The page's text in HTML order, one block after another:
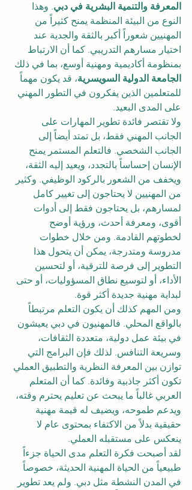
المعرفة والتنمية البشرية في دبي. وهذا
النوع من البيئة المنظمة يمنح كثيراً من
المهنيين شعوراً أكبر بالثقة والجدية عند
اختيار مسارهم التدريبي. كما أن الارتباط
بمنظومة أكاديمية ومهنية أوسع، بما في ذلك
الجامعة الدولية السويسرية، قد يكون مهماً
للمتعلمين الذين يفكرون في التطور المهني
على المدى البعيد.
ولا تقتصر فائدة تطوير المهارات على
الجانب المهني فقط، بل تمتد أيضاً إلى
الجانب الشخصي. فالتعلم المستمر يمنح
الإنسان إحساساً بالتجدد، ويعيد إليه الثقة،
ويخفف من الشعور بالركود الوظيفي. وكثير
من المهنيين لا يحتاجون إلى تغيير كامل
لمسارهم، بل يحتاجون فقط إلى أدوات
أقوى، ومعرفة أحدث، ورؤية أوضح
لخطوتهم القادمة. ومن خلال خطوات
مدروسة ومتدرجة، يمكن أن يتحول هذا
التطوير إلى فرصة للترقية، أو لتحسين
الأداء، أو لتوسيع نطاق المسؤوليات، أو حتى
لبداية مهنية جديدة أكثر قوة.
ومن المهم كذلك أن يكون التعلم مرتبطاً
بالواقع المحلي. فالمهنيون في دبي يعيشون
في بيئة عمل دولية، متعددة الثقافات،
وسريعة التنافس. لذلك فإن البرامج التي
توازن بين المعرفة النظرية والتطبيق العملي
تكون أكثر جاذبية وفائدة. كما أن المتعلم
العربي غالباً ما يبحث عن تعليم يحترم وقته،
ويدعم طموحه، ويضيف له قيمة مهنية
حقيقية بدلاً من الاكتفاء بمحتوى عام لا
ينعكس على مستقبله العملي.
لقد أصبحت فكرة التعلم مدى الحياة جزءاً
طبيعياً من الحياة المهنية الحديثة، خصوصاً
في المدن النشطة مثل دبي. ولم يعد تطوير